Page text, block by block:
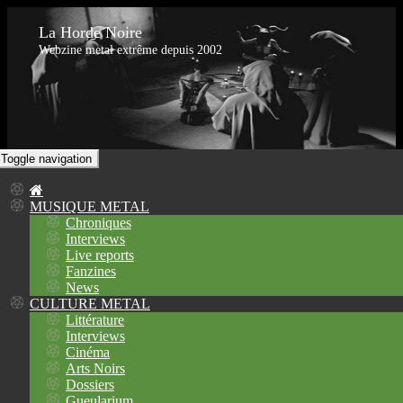
La Horde Noire
Webzine metal extrême depuis 2002
Toggle navigation
MUSIQUE METAL
Chroniques
Interviews
Live reports
Fanzines
News
CULTURE METAL
Littérature
Interviews
Cinéma
Arts Noirs
Dossiers